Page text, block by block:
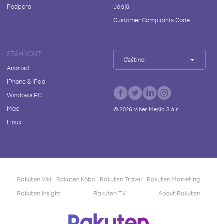
Podpora
údajů
Customer Complaints Code
STÁHNOUT
Android
iPhone & iPad
Windows PC
Mac
Linux
Čeština
© 2026Viber Media S.à r.l.
Rakuten Viki Rakuten Kobo Rakuten Travel
Rakuten Marketing
Rakuten Insight
Rakuten TV About Rakuten